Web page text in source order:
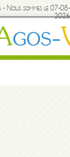
- Nous sommes le 07-08-
2026